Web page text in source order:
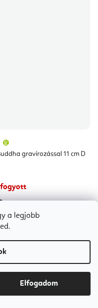
a legjobb
Elfogadom
gravírozással 11 cm D
átlagos
értékelése